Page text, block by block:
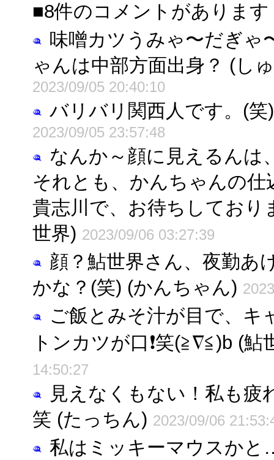
■8件のコメントがあります
味噌カツうみゃ〜だぎ
ゃんは中部方面出身？ (し
2023/09/05 20:40:10
バリバリ関西人です。(
2023/09/05 23:57:48
なんか～顔に見えるんは
それとも、かんちゃんの仕
貴志川で、お待ちしており
世界) 2023/09/06 03:27:39
顔？鮎世界さん、夜勤あ
かな？(笑) (かんちゃん)
ご飯とみそ汁が目で、キ
トンカツが口❗笑(≧∇≦)b (
14:50:27
見えなくもない！私も疲
笑 (たっちん) 2023/09/06
私はミッキーマウスかと